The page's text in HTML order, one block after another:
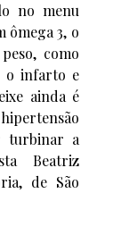
no menu
ômega 3, o
como
o infarto e
ainda é
turbinar a
Beatriz
de São